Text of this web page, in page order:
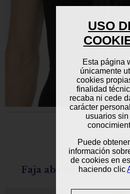
USO
Esta página
únicamente
cookies
finalidad
recaba ni cede
carácter
usuarios sin
Puede
información
de cookies en
haciendo clic
EPR24
Faja abdomen